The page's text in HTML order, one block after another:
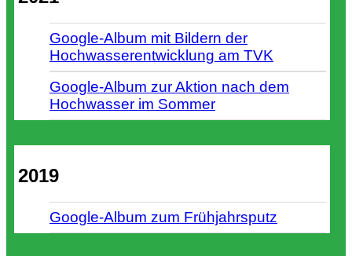
Google-Album mit Bildern der
Hochwasserentwicklung am TVK
Google-Album zur Aktion nach dem
Hochwasser im Sommer
2019
Google-Album zum Frühjahrsputz